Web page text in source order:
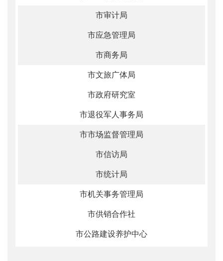
市审计局
市应急管理局
市商务局
市文旅广体局
市政府研究室
市退役军人事务局
市市场监督管理局
市信访局
市统计局
市机关事务管理局
市供销合作社
市公路建设养护中心